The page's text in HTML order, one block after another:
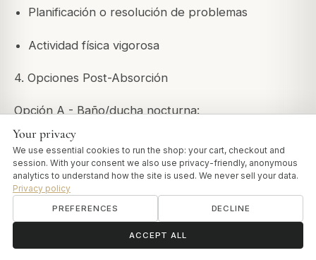
Planificación o resolución de problemas
Actividad física vigorosa
4. Opciones Post-Absorción
Opción A - Baño/ducha nocturna:
Agua tibia (no caliente - evita estimulación)
Mínimo jabón
Secado suave
A cama inmediatamente después
Your privacy
We use essential cookies to run the shop: your cart, checkout and
session. With your consent we also use privacy-friendly, anonymous
analytics to understand how the site is used. We never sell your data.
Privacy policy
PREFERENCES DECLINE
ACCEPT ALL